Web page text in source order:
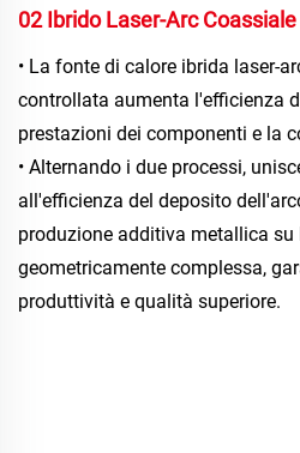
02 Ibrido Laser-Arc Coassiale
• La fonte di calore ibrida laser-
controllata aumenta l'efficienza
prestazioni dei componenti e la
• Alternando i due processi,
all'efficienza del deposito
produzione additiva metallica su
geometricamente complessa,
produttività e qualità superiore.